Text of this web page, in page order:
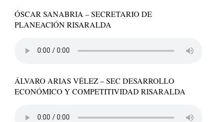
ÓSCAR SANABRIA – SECRETARIO DE
PLANEACIÓN RISARALDA
ÁLVARO ARIAS VÉLEZ – SEC DESARROLLO
ECONÓMICO Y COMPETITIVIDAD RISARALDA